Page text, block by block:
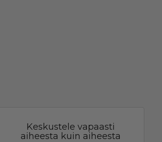
Keskustele vapaasti
aiheesta kuin aiheesta